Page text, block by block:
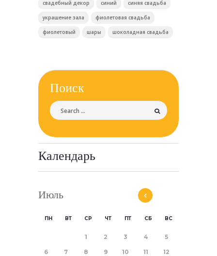
свадебный декор синий синяя свадьба
украшение зала фиолетовая свадьба
фиолетовый шары шоколадная свадьба
Поиск
Календарь
Июль
ПН ВТ СР ЧТ ПТ СБ ВС
1 2 3 4 5
6 7 8 9 10 11 12